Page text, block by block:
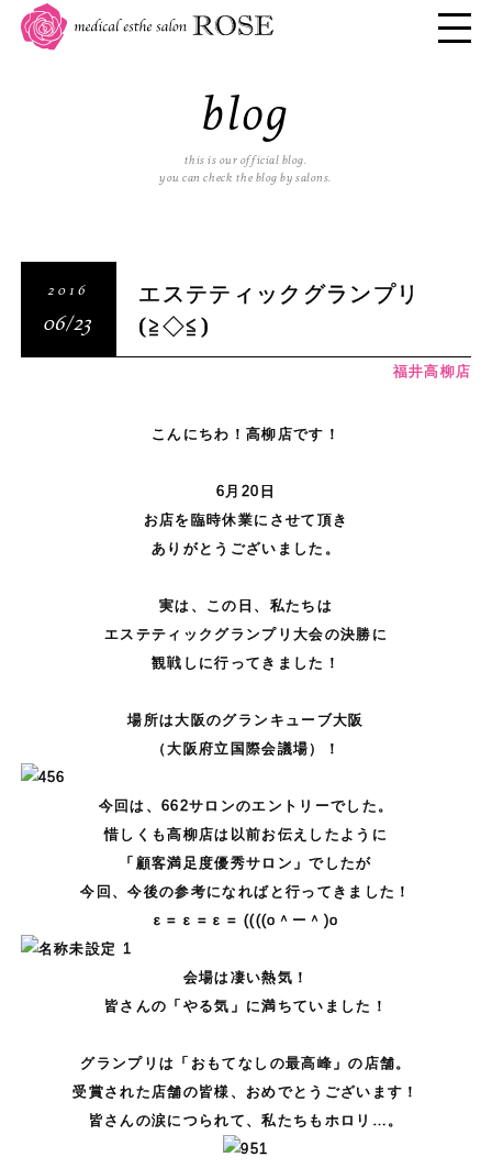
blog
this is our official blog.
you can check the blog by salons.
2016
06/23
エステティックグランプリ
(≧◇≦)
福井高柳店
こんにちわ！高柳店です！
6月20日
お店を臨時休業にさせて頂き
ありがとうございました。
実は、この日、私たちは
エステティックグランプリ大会の決勝に
観戦しに行ってきました！
場所は大阪のグランキューブ大阪
（大阪府立国際会議場）！
今回は、662サロンのエントリーでした。
惜しくも高柳店は以前お伝えしたように
「顧客満足度優秀サロン」でしたが
今回、今後の参考になればと行ってきました！
ε = ε = ε = ((((o＾ー＾)o
会場は凄い熱気！
皆さんの「やる気」に満ちていました！
グランプリは「おもてなしの最高峰」の店舗。
受賞された店舗の皆様、おめでとうございます！
皆さんの涙につられて、私たちもホロリ…。